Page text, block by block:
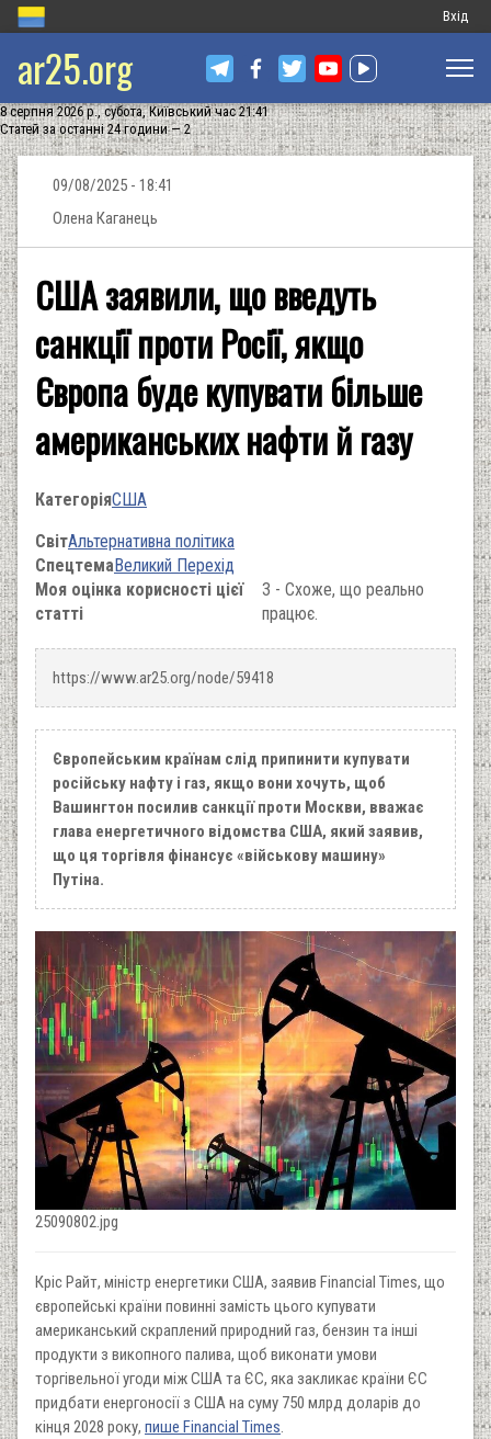
Меню
запису
Вхід
ar25.org
8 серпня 2026 р., субота, Київський час 21:41
Статей за останні 24 години — 2
09/08/2025 - 18:41
Олена Каганець
США заявили, що введуть
санкції проти Росії, якщо
Європа буде купувати більше
американських нафти й газу
КатегоріяСША
СвітАльтернативна політика
СпецтемаВеликий Перехід
Моя оцінка корисності цієї
статті
3 - Схоже, що реально
працює.
https://www.ar25.org/node/59418
Європейським країнам слід припинити купувати
російську нафту і газ, якщо вони хочуть, щоб
Вашингтон посилив санкції проти Москви, вважає
глава енергетичного відомства США, який заявив,
що ця торгівля фінансує «військову машину»
Путіна.
25090802.jpg
Кріс Райт, міністр енергетики США, заявив Financial Times, що
європейські країни повинні замість цього купувати
американський скраплений природний газ, бензин та інші
продукти з викопного палива, щоб виконати умови
торгівельної угоди між США та ЄС, яка закликає країни ЄС
придбати енергоносії з США на суму 750 млрд доларів до
кінця 2028 року, пише Financial Times.